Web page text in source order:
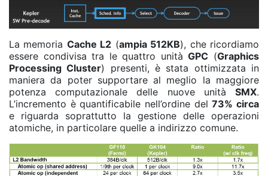
La memoria Cache L2 (ampia 512KB), che ricordiamo
essere condivisa tra le quattro unitàGPC (Graphics
Processing Cluster) presenti, è stata ottimizzata in
maniera da poter supportare al meglio la maggiore
potenza computazionale delle nuove unità SMX.
L’incremento è quantificabile nell’ordine del73% circa
e riguarda soprattutto la gestione delle operazioni
atomiche, in particolare quelle a indirizzo comune.